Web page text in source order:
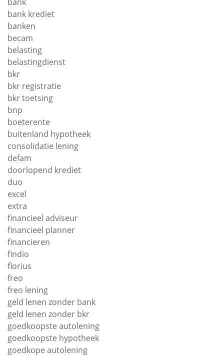
bank krediet
banken
becam
belasting
belastingdienst
bkr
bkr registratie
bkr toetsing
bnp
boeterente
buitenland hypotheek
consolidatie lening
defam
doorlopend krediet
duo
excel
extra
financieel adviseur
financieel planner
financieren
findio
florius
freo
freo lening
geld lenen zonder bank
geld lenen zonder bkr
goedkoopste autolening
goedkoopste hypotheek
goedkope autolening